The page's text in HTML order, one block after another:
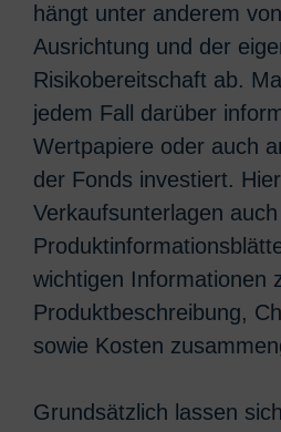
hängt unter anderem
Ausrichtung und der
Risikobereitschaft ab.
jedem Fall darüber
Wertpapiere oder auch
der Fonds investiert.
Verkaufsunterlagen
wichtigen Informationen
Produktbeschreibung,
sowie Kosten
Grundsätzlich lassen